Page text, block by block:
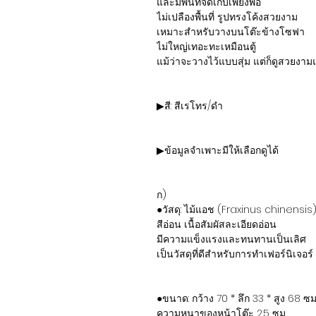
ไม่เปลืองพื้นที่ รูปทรงโค้งสวยงาม
เหมาะสำหรับวางบนโต๊ะข้างโซฟา
ไม่ใหญ่เทอะทะเหมือนตู้
แม้ว่าจะวางไว้แบบสุ่ม แต่ก็ดูสวยงาม
▶สี: สีเรโทร/ดำ
▶ข้อมูลจำเพาะมีให้เลือกดูได้
ก)
●วัสดุ: ไม้แอช (Fraxinus chinensis)
สีอ่อน เนื้อสัมผัสละเอียดอ่อน
มีความแข็งแรงและทนทานเป็นเลิศ
เป็นวัสดุที่ดีสำหรับการทำเฟอร์นิเจอร์
●ขนาด: กว้าง 70 * ลึก 33 * สูง 68 ซ